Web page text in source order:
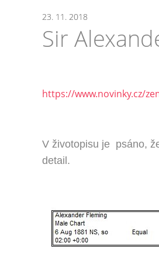
23. 11. 2018
Sir
https://www.novinky.cz/
V životopisu je psáno,
detail.